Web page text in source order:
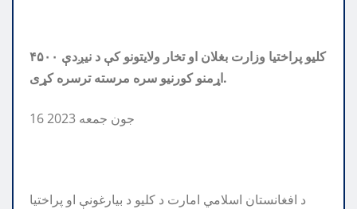
کلیو پراختیا وزارت بغلان او تخار ولایتونو کې د نیږدې ۴۵۰۰
اړمنو کورنیو سره مرسته ترسره کړی.
16 جون جمعه 2023
د افغانستان اسلامي امارت د کلیو د بیارغونې او پراختیا